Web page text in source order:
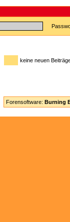
keine neuen
Forensoftware: Burning